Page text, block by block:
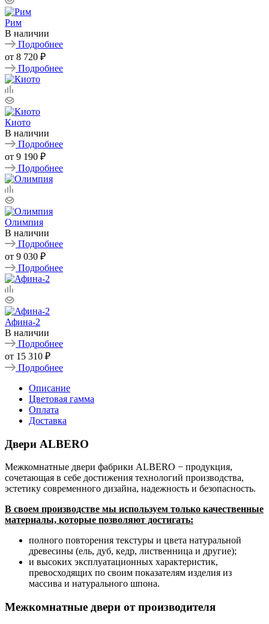
Рим
В наличии
Подробнее
от 8 720 ₽
Подробнее
Киото
В наличии
Подробнее
от 9 190 ₽
Подробнее
Олимпия
В наличии
Подробнее
от 9 030 ₽
Подробнее
Афина-2
В наличии
Подробнее
от 15 310 ₽
Подробнее
Описание
Цветовая гамма
Оплата
Доставка
Двери ALBERO
Межкомнатные двери фабрики ALBERO − продукция,
сочетающая в себе достижения технологий производства,
эстетику современного дизайна, надежность и безопасность.
В своем производстве мы используем только качественные
материалы, которые позволяют достигать:
полного повторения текстуры и цвета натуральной
древесины (ель, дуб, кедр, лиственница и другие);
и высоких эксплуатационных характеристик,
превосходящих по своим показателям изделия из
массива и натурального шпона.
Межкомнатные двери от производителя